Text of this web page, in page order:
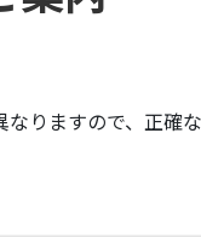
りますので、正確